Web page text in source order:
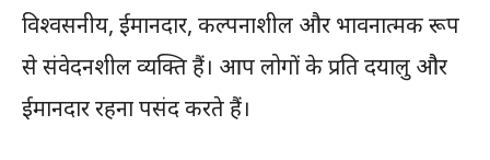
विश्वसनीय, ईमानदार, कल्पनाशील और भावनात्मक रूप
से संवेदनशील व्यक्ति हैं। आप लोगों के प्रति दयालु और
ईमानदार रहना पसंद करते हैं।